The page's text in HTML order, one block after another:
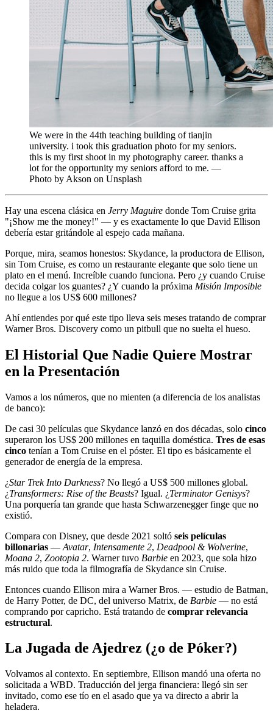
We were in the 44th teaching building of tianjin
university. i took this graduation photo for my seniors.
this is my first shoot in my photography career. thanks a
lot for the opportunity my seniors afford to me. —
Photo by Akson on Unsplash
Hay una escena clásica en Jerry Maguire donde Tom Cruise grita
"¡Show me the money!" — y es exactamente lo que David Ellison
debería estar gritándole al espejo cada mañana.
Porque, mira, seamos honestos: Skydance, la productora de Ellison,
sin Tom Cruise, es como un restaurante elegante que solo tiene un
plato en el menú. Increíble cuando funciona. Pero ¿y cuando Cruise
decida colgar los guantes? ¿Y cuando la próxima Misión Imposible
no llegue a los US$ 600 millones?
Ahí entiendes por qué este tipo lleva seis meses tratando de comprar
Warner Bros. Discovery como un pitbull que no suelta el hueso.
El Historial Que Nadie Quiere Mostrar
en la Presentación
Vamos a los números, que no mienten (a diferencia de los analistas
de banco):
De casi 30 películas que Skydance lanzó en dos décadas, solo cinco
superaron los US$ 200 millones en taquilla doméstica. Tres de esas
cinco tenían a Tom Cruise en el póster. El tipo es básicamente el
generador de energía de la empresa.
¿Star Trek Into Darkness? No llegó a US$ 500 millones global.
¿Transformers: Rise of the Beasts? Igual. ¿Terminator Genisys?
Una porquería tan grande que hasta Schwarzenegger finge que no
existió.
Compara con Disney, que desde 2021 soltó seis películas
billonarias — Avatar, Intensamente 2, Deadpool & Wolverine,
Moana 2, Zootopia 2. Warner tuvo Barbie en 2023, que sola hizo
más ruido que toda la filmografía de Skydance sin Cruise.
Entonces cuando Ellison mira a Warner Bros. — estudio de Batman,
de Harry Potter, de DC, del universo Matrix, de Barbie — no está
comprando por capricho. Está tratando de comprar relevancia
estructural.
La Jugada de Ajedrez (¿o de Póker?)
Volvamos al contexto. En septiembre, Ellison mandó una oferta no
solicitada a WBD. Traducción del jerga financiera: llegó sin ser
invitado, como ese tío en el asado que ya va directo a abrir la
heladera.